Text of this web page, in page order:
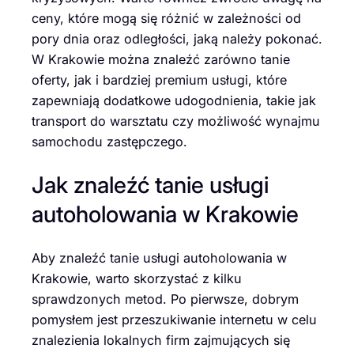
ceny, które mogą się różnić w zależności od
pory dnia oraz odległości, jaką należy pokonać.
W Krakowie można znaleźć zarówno tanie
oferty, jak i bardziej premium usługi, które
zapewniają dodatkowe udogodnienia, takie jak
transport do warsztatu czy możliwość wynajmu
samochodu zastępczego.
Jak znaleźć tanie usługi
autoholowania w Krakowie
Aby znaleźć tanie usługi autoholowania w
Krakowie, warto skorzystać z kilku
sprawdzonych metod. Po pierwsze, dobrym
pomysłem jest przeszukiwanie internetu w celu
znalezienia lokalnych firm zajmujących się